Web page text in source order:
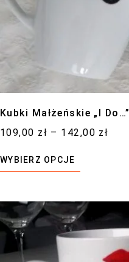
Kubki Małżeńskie „I Do…”
109,00 zł – 142,00 zł
WYBIERZ OPCJE